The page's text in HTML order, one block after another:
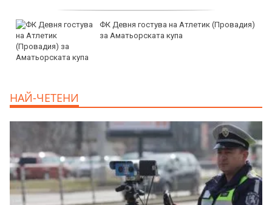
продава, Сграда, 1100 m2 София, Център,
2300000 EUR
НАЙ-ЧЕТЕНИ